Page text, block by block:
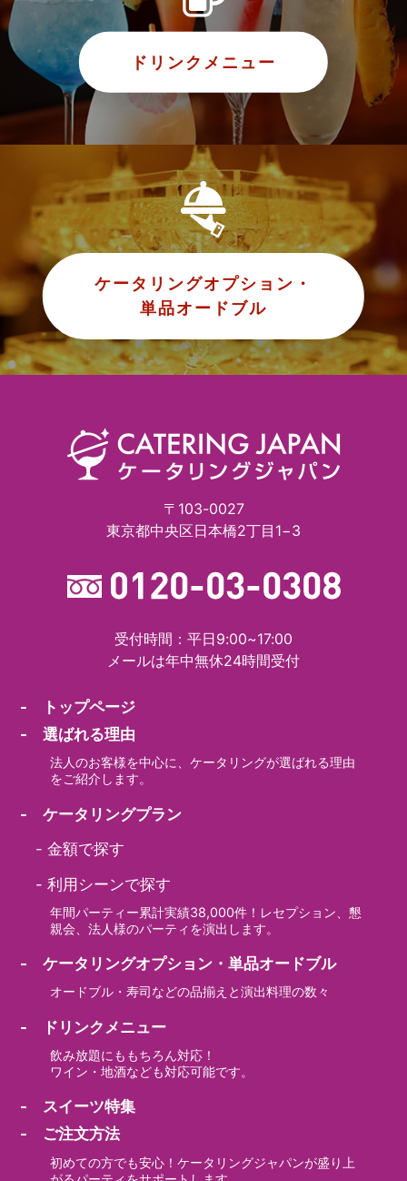
ドリンクメニュー
ケータリングオプション・
単品オードブル
〒103-0027
東京都中央区日本橋2丁目1−3
受付時間：平日9:00~17:00
メールは年中無休24時間受付
- トップページ
- 選ばれる理由
法人のお客様を中心に、ケータリングが選ばれる理由
をご紹介します。
- ケータリングプラン
-金額で探す
-利用シーンで探す
年間パーティー累計実績38,000件！レセプション、懇
親会、法人様のパーティを演出します。
- ケータリングオプション・単品オードブル
オードブル・寿司などの品揃えと演出料理の数々
- ドリンクメニュー
飲み放題にももちろん対応！
ワイン・地酒なども対応可能です。
- スイーツ特集
- ご注文方法
初めての方でも安心！ケータリングジャパンが盛り上